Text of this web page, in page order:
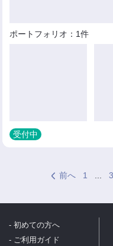
ポートフォリオ：1件
受付中
前へ 1 ...
- 初めての方へ
- ご利用ガイド